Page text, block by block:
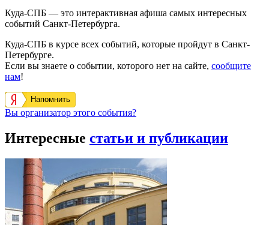
Куда-СПБ — это интерактивная афиша самых интересных
событий Санкт-Петербурга.
Куда-СПБ в курсе всех событий, которые пройдут в Санкт-
Петербурге.
Если вы знаете о событии, которого нет на сайте, сообщите
нам!
Напомнить
Вы организатор этого события?
Интересные статьи и публикации